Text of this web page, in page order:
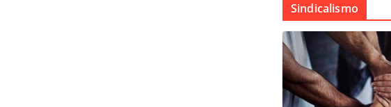
Sindicalismo